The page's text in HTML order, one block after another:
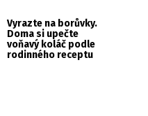
Vyrazte na borůvky.
Doma si upečte
voňavý koláč podle
rodinného receptu